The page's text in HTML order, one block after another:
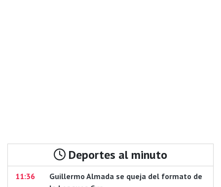
Deportes al minuto
11:36
Guillermo Almada se queja del formato de